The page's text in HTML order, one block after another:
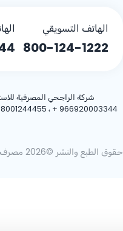
الهاتف التسويقي
800-124-1222
شركة الراجحي المصرفية
+ 966920003344
حقوق الطبع والنشر ©2026 مصرف الراجحي.